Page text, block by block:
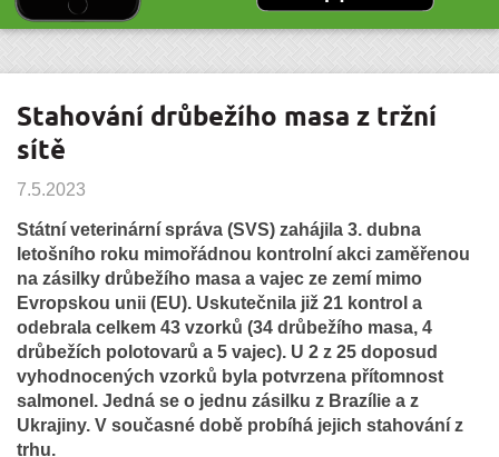
Stahování drůbežího masa z tržní
sítě
7.5.2023
Státní veterinární správa (SVS) zahájila 3. dubna
letošního roku mimořádnou kontrolní akci zaměřenou
na zásilky drůbežího masa a vajec ze zemí mimo
Evropskou unii (EU). Uskutečnila již 21 kontrol a
odebrala celkem 43 vzorků (34 drůbežího masa, 4
drůbežích polotovarů a 5 vajec). U 2 z 25 doposud
vyhodnocených vzorků byla potvrzena přítomnost
salmonel. Jedná se o jednu zásilku z Brazílie a z
Ukrajiny. V současné době probíhá jejich stahování z
trhu.